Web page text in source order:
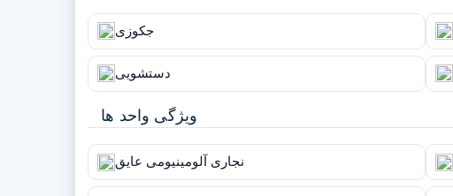
جکوزی
دستشویی
ویژگی واحد ها
نجاری آلومینیومی عایق